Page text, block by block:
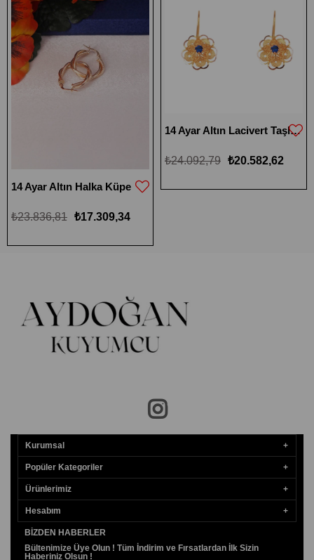
14 Ayar Altın Halka Küpe
₺17.309,34
₺23.836,81
14 Ayar Altın Lacivert Taşlı Küçük Boy Gül Küpe
₺20.582,62
₺24.092,79
Kurumsal
Popüler Kategoriler
Ürünlerimiz
Hesabım
BIZDEN HABERLER
Bültenimize Üye Olun ! Tüm İndirim ve Fırsatlardan İlk Sizin
Haberiniz Olsun !